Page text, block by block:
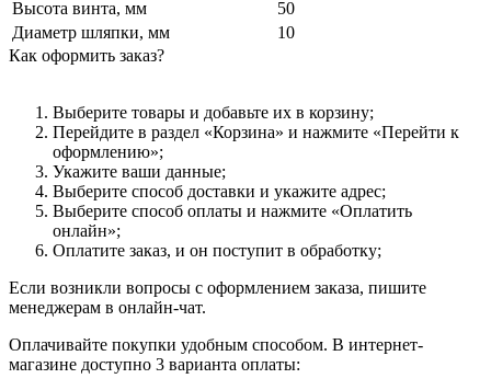
Высота винта, мм
50
Диаметр шляпки, мм
10
Как оформить заказ?
Выберите товары и добавьте их в корзину;
Перейдите в раздел «Корзина» и нажмите «Перейти к
оформлению»;
Укажите ваши данные;
Выберите способ доставки и укажите адрес;
Выберите способ оплаты и нажмите «Оплатить
онлайн»;
Оплатите заказ, и он поступит в обработку;
Если возникли вопросы с оформлением заказа, пишите
менеджерам в онлайн-чат.
Оплачивайте покупки удобным способом. В интернет-
магазине доступно 3 варианта оплаты: